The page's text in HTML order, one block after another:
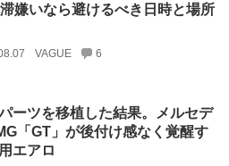
嫌いなら避けるべき日時と場所
VAGUE 6
ーツを移植した結果。メルセデ
「GT」が後付け感なく覚醒す
エアロ